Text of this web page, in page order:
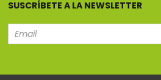
SUSCRÍBETE A LA NEWSLETTER